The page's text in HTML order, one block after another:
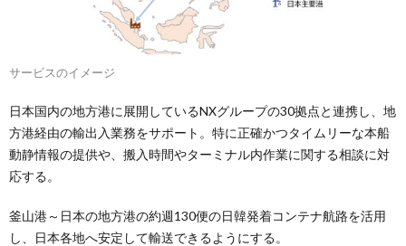
サービスのイメージ
日本国内の地方港に展開しているNXグループの30拠点と連携し、地
方港経由の輸出入業務をサポート。特に正確かつタイムリーな本船
動静情報の提供や、搬入時間やターミナル内作業に関する相談に対
応する。
釜山港～日本の地方港の約週130便の日韓発着コンテナ航路を活用
し、日本各地へ安定して輸送できるようにする。